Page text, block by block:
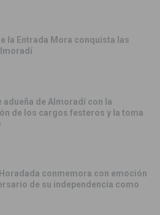
la Entrada Mora conquista las
adueña de Almoradí con la
de los cargos festeros y la toma
conmemora con emoción
de su independencia como